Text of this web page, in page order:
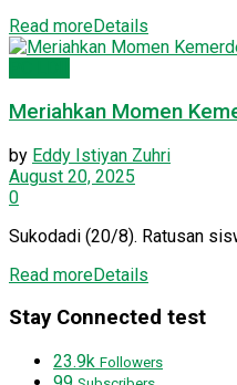
Read moreDetails
Meriahkan Momen
by Eddy Istiyan Zuhri
August 20, 2025
0
Sukodadi (20/8). Ratusan
Read moreDetails
Stay Connected test
23.9k Followers